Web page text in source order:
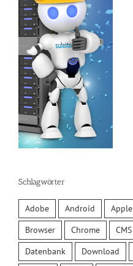
Schlagwörter
Adobe Android Apple
Browser
Chrome CMS
Datenbank
Download